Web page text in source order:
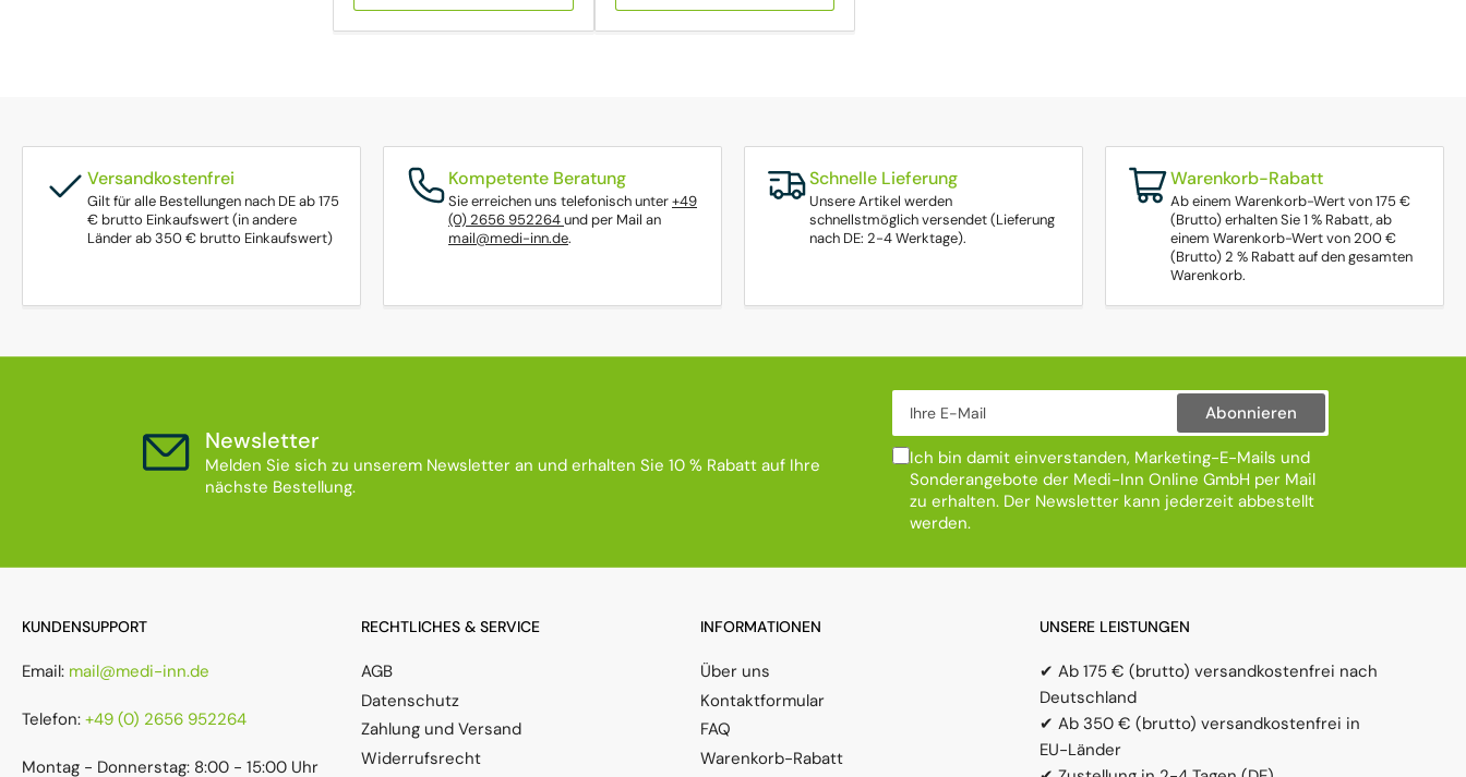
Versandkostenfrei
Gilt für alle Bestellungen nach DE ab 175
€ brutto Einkaufswert (in andere
Länder ab 350 € brutto Einkaufswert)
Kompetente Beratung
Sie erreichen uns telefonisch unter+49
(0) 2656 952264und per Mail an
mail@medi-inn.de.
Schnelle Lieferung
Unsere Artikel werden
schnellstmöglich versendet (Lieferung
nach DE: 2-4 Werktage).
Warenkorb-Rabatt
Ab einem Warenkorb-Wert von 175 €
(Brutto) erhalten Sie 1 % Rabatt, ab
einem Warenkorb-Wert von 200 €
(Brutto) 2 % Rabatt auf den gesamten
Warenkorb.
Newsletter
Melden Sie sich zu unserem Newsletter an und erhalten Sie 10 % Rabatt auf Ihre
nächste Bestellung.
Abonnieren
Ich bin damit einverstanden, Marketing-E-Mails und
Sonderangebote der Medi-Inn Online GmbH per Mail
zu erhalten. Der Newsletter kann jederzeit abbestellt
werden.
KUNDENSUPPORT
Email: mail@medi-inn.de
Telefon: +49 (0) 2656 952264
Montag - Donnerstag: 8:00 - 15:00 Uhr
RECHTLICHES & SERVICE
AGB
Datenschutz
Zahlung und Versand
Widerrufsrecht
INFORMATIONEN
Über uns
Kontaktformular
FAQ
Warenkorb-Rabatt
UNSERE LEISTUNGEN
✔ Ab 175 € (brutto) versandkostenfrei nach
Deutschland
✔ Ab 350 € (brutto) versandkostenfrei in
EU-Länder